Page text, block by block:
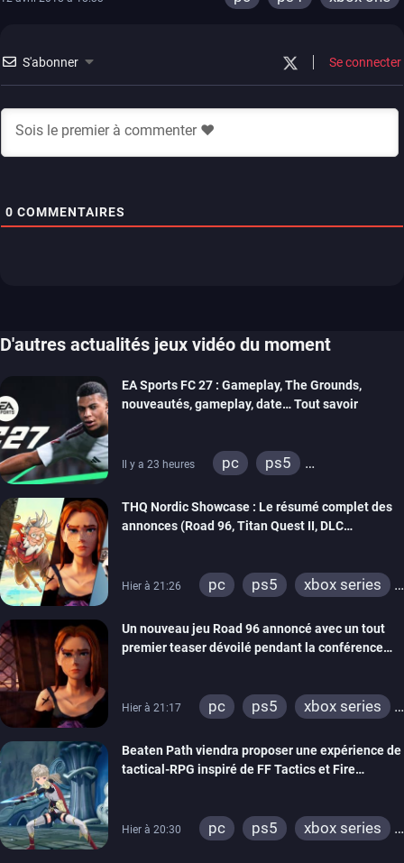
S'abonner Se connecter
0 COMMENTAIRES
D'autres actualités jeux vidéo du moment
EA Sports FC 27 : Gameplay, The Grounds,
nouveautés, gameplay, date… Tout savoir
Il y a 23 heures pc
ps5
THQ Nordic Showcase : Le résumé complet des
annonces (Road 96, Titan Quest II, DLC
Hier à 21:26 pc ps5
xbox series
xbox one
switch 2
Un nouveau jeu Road 96 annoncé avec un tout
premier teaser dévoilé pendant la conférence
Hier à 21:17 pc ps5
xbox series
xbox one
Beaten Path viendra proposer une expérience de
tactical-RPG inspiré de FF Tactics et Fire
Hier à 20:30 pc ps5
xbox series